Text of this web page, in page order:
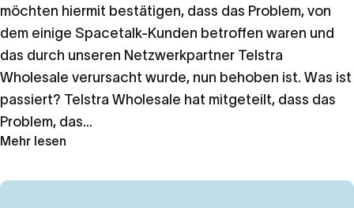
möchten hiermit bestätigen, dass das Problem, von
dem einige Spacetalk-Kunden betroffen waren und
das durch unseren Netzwerkpartner Telstra
Wholesale verursacht wurde, nun behoben ist. Was ist
passiert? Telstra Wholesale hat mitgeteilt, dass das
Problem, das...
Mehr lesen